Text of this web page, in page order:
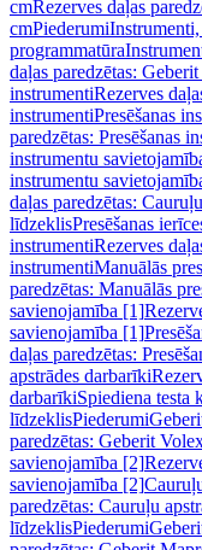
cmRezerves daļas
cmPiederumi
programmatūra
daļas paredzētas:
instrumentiRezerves
instrumentiPresēšanas
paredzētas: Presēšanas
instrumentu
instrumentu
daļas paredzētas:
līdzeklisPresēšanas
instrumentiRezerves
instrumentiManuālās
paredzētas: Manuālās
savienojamība [1]
savienojamība [1]
daļas paredzētas:
apstrādes darbarīki
darbarīkiSpiediena testa
līdzeklisPiederumi
paredzētas: Geberit
savienojamība [2]
savienojamība [2]
paredzētas: Cauruļu
līdzeklisPiederumi